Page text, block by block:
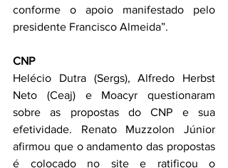
conforme o apoio manifestado pelo
presidente Francisco Almeida”.
CNP
Helécio Dutra (Sergs), Alfredo Herbst
Neto (Ceaj) e Moacyr questionaram
sobre as propostas do CNP e sua
efetividade. Renato Muzzolon Júnior
afirmou que o andamento das propostas
é colocado no site e ratificou o